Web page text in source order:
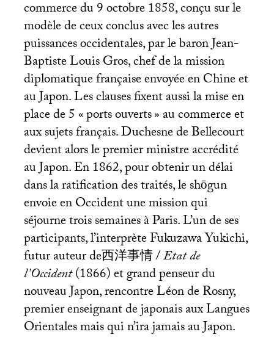
commerce du 9 octobre 1858, conçu sur le
modèle de ceux conclus avec les autres
puissances occidentales, par le baron Jean-
Baptiste Louis Gros, chef de la mission
diplomatique française envoyée en Chine et
au Japon. Les clauses fixent aussi la mise en
place de 5 «ports ouverts» au commerce et
aux sujets français. Duchesne de Bellecourt
devient alors le premier ministre accrédité
au Japon. En 1862, pour obtenir un délai
dans la ratification des traités, le shōgun
envoie en Occident une mission qui
séjourne trois semaines à Paris. L’un de ses
participants, l’interprète Fukuzawa Yukichi,
futur auteur de西洋事情 /Etat de
l’Occident(1866) et grand penseur du
nouveau Japon, rencontre Léon de Rosny,
premier enseignant de japonais aux Langues
Orientales mais qui n’ira jamais au Japon.